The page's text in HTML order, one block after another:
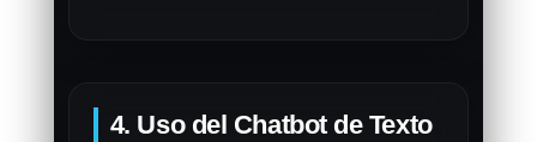
4. Uso del Chatbot de Texto